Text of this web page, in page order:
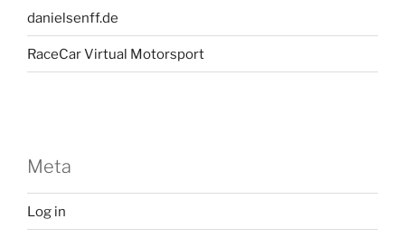
danielsenff.de
RaceCar Virtual Motorsport
Meta
Log in